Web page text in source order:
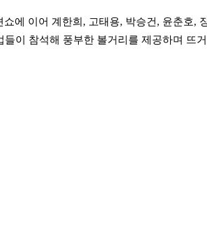
에 이어 계한희, 고태용, 박승건, 윤춘호,
이 참석해 풍부한 볼거리를 제공하며 뜨